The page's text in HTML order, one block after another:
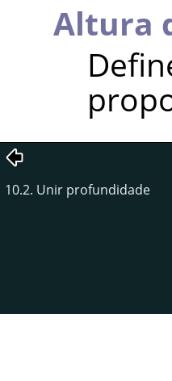
Altura
10.2. Unir profundidade